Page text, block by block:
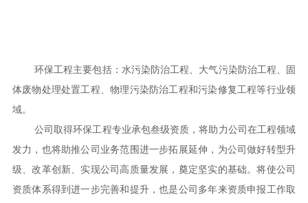
环保工程主要包括：水污染防治工程、大气污染防治工程、固
体废物处理处置工程、物理污染防治工程和污染修复工程等行业领
域。
公司取得环保工程专业承包叁级资质，将助力公司在工程领域
发力，也将助推公司业务范围进一步拓展延伸，为公司做好转型升
级、改革创新、实现公司高质量发展，奠定坚实的基础。将使公司
资质体系得到进一步完善和提升，也是公司多年来资质申报工作取